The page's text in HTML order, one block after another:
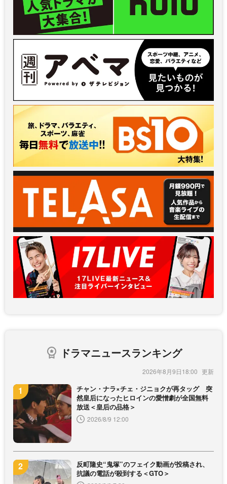
ドラマニュースランキング
2026年8月9日18:00
チャン・ナラ×チェ・ジニョクが再タッグ 突
然皇后になったヒロインの愛憎劇が全国無料
放送＜皇后の品格＞
2026/8/9 12:00
反町隆史“鬼塚”のフェイク動画が投稿され、
抗議の電話が殺到する＜GTO＞